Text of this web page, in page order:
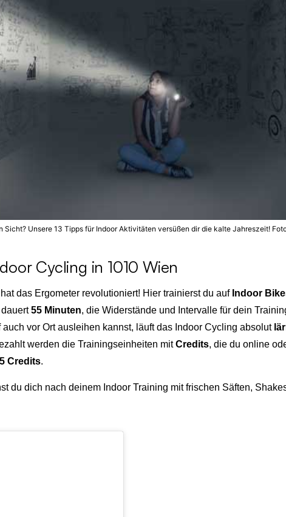
Sicht? Unsere 13 Tipps für Indoor Aktivitäten versüßen dir die kalte Jahreszeit!
Cycling in 1010 Wien
das Ergometer revolutioniert! Hier trainierst du aufIndoor
55 Minuten, die Widerstände und Intervalle für dein
vor Ort ausleihen kannst, läuft das Indoor Cycling absolut
werden die Trainingseinheiten mitCredits, die du online
Credits.
du dich nach deinem Indoor Training mit frischen Säften,